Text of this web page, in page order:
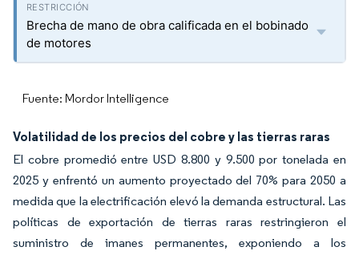
Brecha de mano de obra calificada en el bobinado
de motores
Fuente: Mordor Intelligence
Volatilidad de los precios del cobre y las tierras raras
El cobre promedió entre USD 8.800 y 9.500 por tonelada en
2025 y enfrentó un aumento proyectado del 70% para 2050 a
medida que la electrificación elevó la demanda estructural. Las
políticas de exportación de tierras raras restringieron el
suministro de imanes permanentes, exponiendo a los